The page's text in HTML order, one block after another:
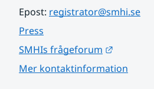
Epost: registrator@smhi.se
Press
SMHIs frågeforum
Mer kontaktinformation